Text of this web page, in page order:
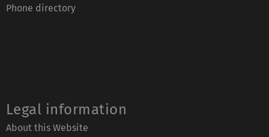
Phone directory
Legal information
About this Website